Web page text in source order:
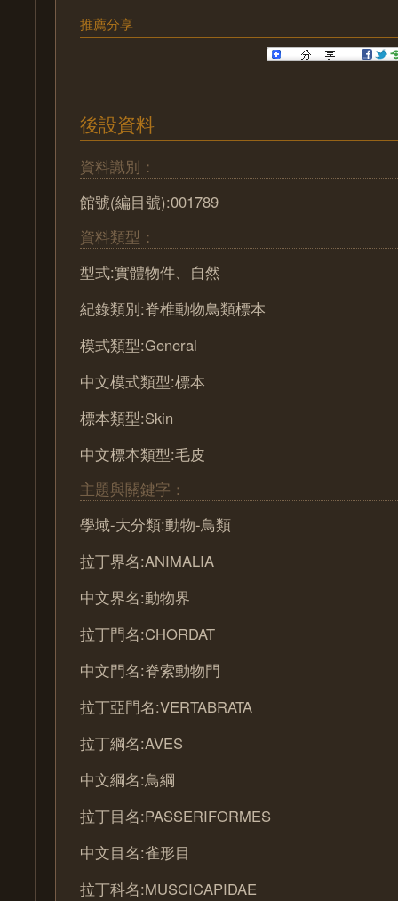
推薦分享
後設資料
資料識別：
館號(編目號):001789
資料類型：
型式:實體物件、自然
紀錄類別:脊椎動物鳥類標本
模式類型:General
中文模式類型:標本
標本類型:Skin
中文標本類型:毛皮
主題與關鍵字：
學域-大分類:動物-鳥類
拉丁界名:ANIMALIA
中文界名:動物界
拉丁門名:CHORDAT
中文門名:脊索動物門
拉丁亞門名:VERTABRATA
拉丁綱名:AVES
中文綱名:鳥綱
拉丁目名:PASSERIFORMES
中文目名:雀形目
拉丁科名:MUSCICAPIDAE